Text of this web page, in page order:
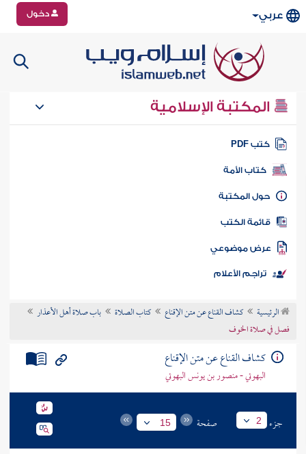
عربي دخول
المكتبة الإسلامية
كتب PDF
كتاب الأمة
المكتبة
الكتب
موضوعي
تراجم الأعلام
الرئيسية كشاف القناع عن متن الإقناع كتاب الصلاة
باب صلاة أهل الأعذار
فصل في صلاة الخوف
كشاف القناع عن متن الإقناع
البهوتي - منصور بن يونس البهوتي
جزء 2 صفحة 15